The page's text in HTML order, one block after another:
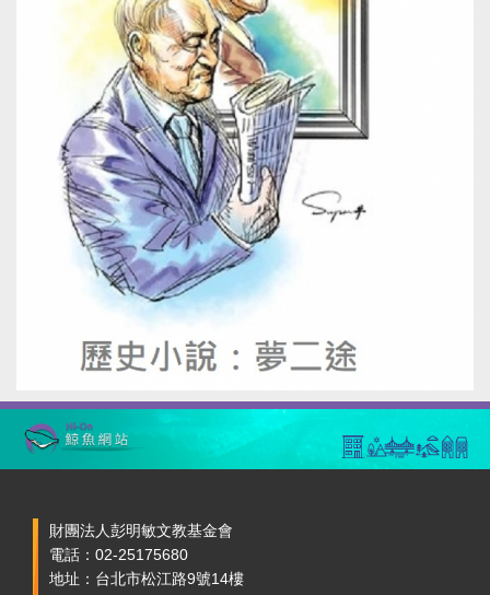
財團法人彭明敏文教基金會
電話：02-25175680
地址：台北市松江路9號14樓